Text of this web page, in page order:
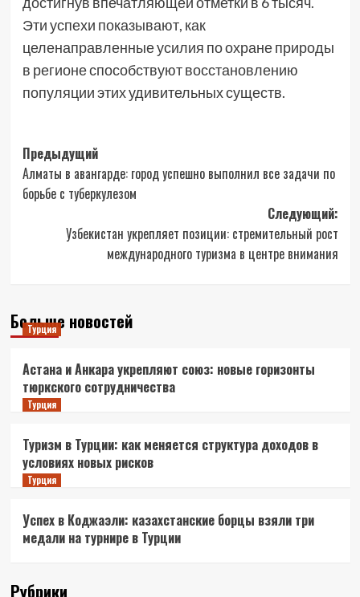
Эти успехи показывают, как
целенаправленные усилия по охране природы
в регионе способствуют восстановлению
популяции этих удивительных существ.
Навигация
записи
Предыдущий
Алматы в авангарде: город успешно выполнил все задачи по
борьбе с туберкулезом
Следующий:
Узбекистан укрепляет позиции: стремительный рост
международного туризма в центре внимания
Больше новостей
Турция
Астана и Анкара укрепляют союз: новые горизонты
тюркского сотрудничества
Турция
Туризм в Турции: как меняется структура доходов в
условиях новых рисков
Турция
Успех в Коджаэли: казахстанские борцы взяли три
медали на турнире в Турции
Рубрики